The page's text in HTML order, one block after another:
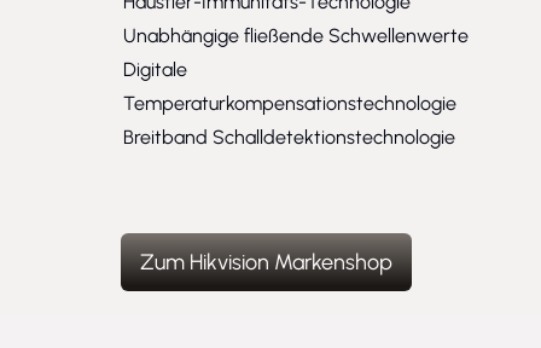
Unabhängige fließende Schwellenwerte
Digitale
Temperaturkompensationstechnologie
Breitband Schalldetektionstechnologie
Zum Hikvision Markenshop